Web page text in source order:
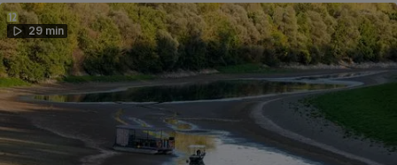
29 min